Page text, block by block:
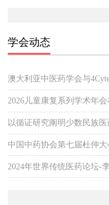
学会动态
2026儿童康复系列学术年
以循证研究阐明少数民族
中国中药协会第七届杜仲